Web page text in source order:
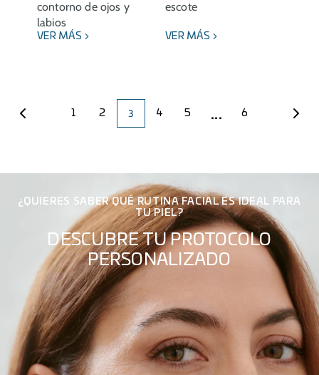
contorno de ojos y
labios
VER MÁS
escote
VER MÁS
1 2 3 4 5 ... 6
¿QUIERES SABER QUÉ RUTINA FACIAL ES IDEAL PARA
TU PIEL?
DESCUBRE TU PROTOCOLO
PERSONALIZADO